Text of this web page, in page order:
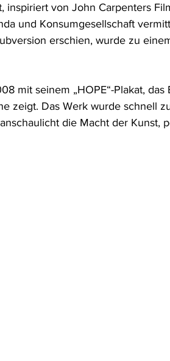
inspiriert von John Carpenters
und Konsumgesellschaft
erschien, wurde zu
mit seinem „HOPE“-Plakat, das
zeigt. Das Werk wurde schnell
die Macht der Kunst,